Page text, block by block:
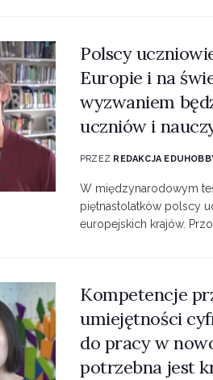
Polscy
Europie i na
wyzwaniem
uczniów i
PRZEZ REDAKCJA
W międzynarodowym
piętnastolatków polscy
europejskich krajów.
Kompetencje
umiejętności
do pracy w
potrzebna jest